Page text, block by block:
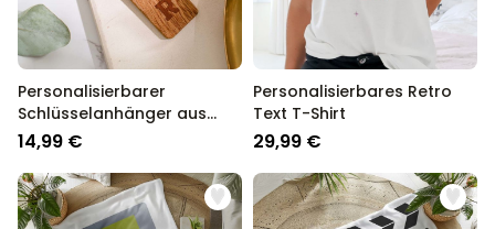
Personalisierbarer
Schlüsselanhänger aus
Holz mit Symbolen
14,99 €
Personalisierbares Retro
Text T-Shirt
29,99 €